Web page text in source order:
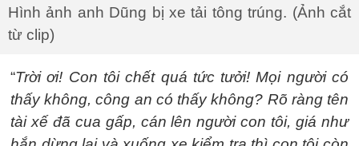
Hình ảnh anh Dũng bị xe tải tông trúng. (Ảnh cắt
từ clip)
“Trời ơi! Con tôi chết quá tức tưởi! Mọi người có
thấy không, công an có thấy không? Rõ ràng tên
tài xế đã cua gấp, cán lên người con tôi, giá như